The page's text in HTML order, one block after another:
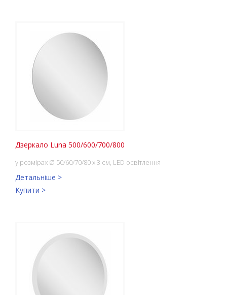
Дзеркало Luna 500/600/700/800
у розмірах Ø 50/60/70/80 x 3 см, LED освітлення
Детальніше >
Купити >